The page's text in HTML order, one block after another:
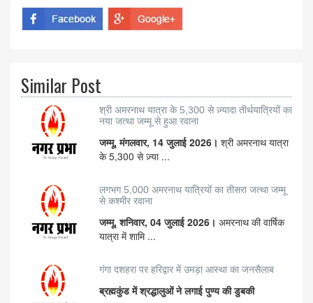
Similar Post
श्री अमरनाथ यात्रा के 5,300 से ज़्यादा तीर्थयात्रियों का
नया जत्था जम्मू से हुआ रवाना
जम्मू, मंगलवार, 14 जुलाई 2026। श्री अमरनाथ यात्रा
के 5,300 से ज़्या ...
लगभग 5,000 अमरनाथ यात्रियों का तीसरा जत्था जम्मू
से कश्मीर रवाना
जम्मू, शनिवार, 04 जुलाई 2026। अमरनाथ की वार्षिक
यात्रा में शामि ...
गंगा दशहरा पर हरिद्वार में उमड़ा आस्था का जनसैलाब
ब्रह्मकुंड में श्रद्धालुओं ने लगाई पुण्य की डुबकी